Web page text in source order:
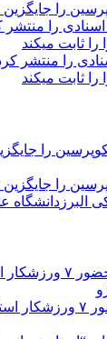
را جایگزین
را منتشر
را ثابت میکند
را جایگزین
دانشگاه
۲ مدال برنز نتیجه